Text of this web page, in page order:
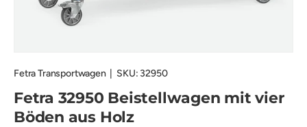
Fetra Transportwagen| SKU: 32950
Fetra 32950 Beistellwagen mit vier
Böden aus Holz